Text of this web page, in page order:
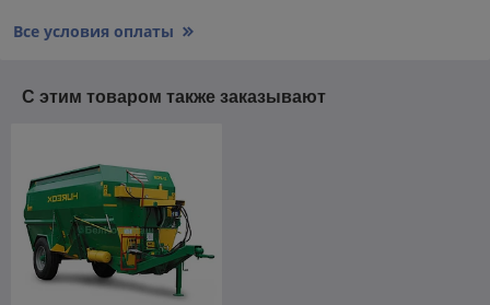
Все условия оплаты
С этим товаром также заказывают